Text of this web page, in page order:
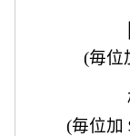
(毎位
(毎位加